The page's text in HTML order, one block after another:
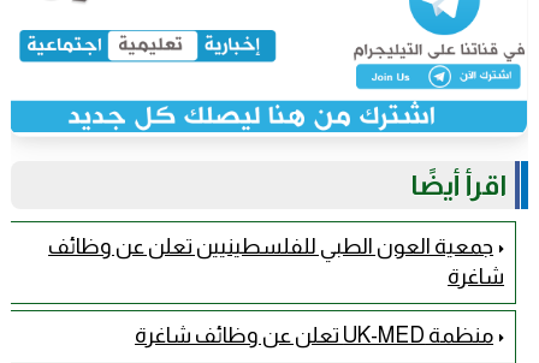
اقرأ أيضًا
جمعية العون الطبي للفلسطينيين تعلن عن وظائف
شاغرة
منظمة UK-MED تعلن عن وظائف شاغرة